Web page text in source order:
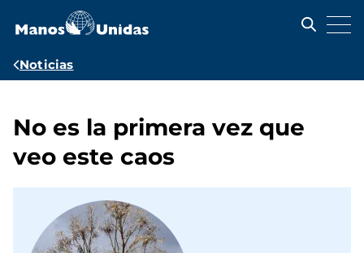
contenido
Ruta
Noticias
No es la primera vez que
veo este caos